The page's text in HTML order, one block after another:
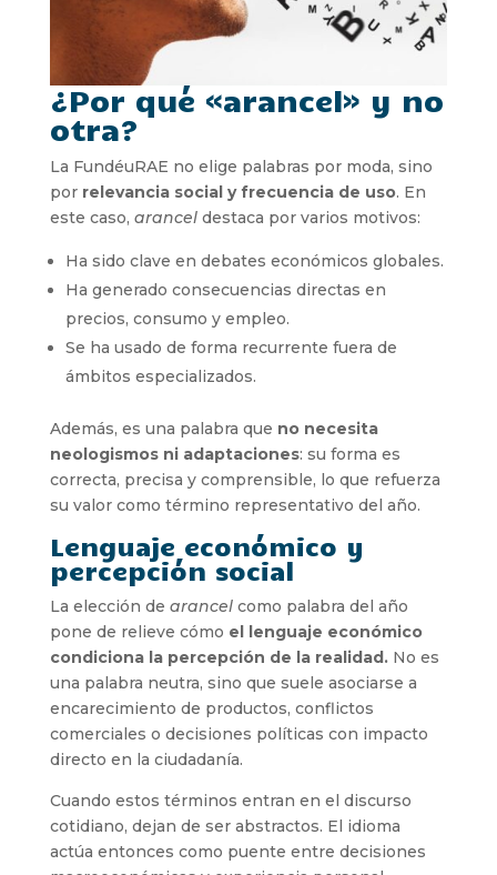
¿Por qué «arancel» y no
otra?
La FundéuRAE no elige palabras por moda, sino
por relevancia social y frecuencia de uso. En
este caso, aranceldestaca por varios motivos:
Ha sido clave en debates económicos globales.
Ha generado consecuencias directas en
precios, consumo y empleo.
Se ha usado de forma recurrente fuera de
ámbitos especializados.
Además, es una palabra que no necesita
neologismos ni adaptaciones: su forma es
correcta, precisa y comprensible, lo que refuerza
su valor como término representativo del año.
Lenguaje económico y
percepción social
La elección de arancelcomo palabra del año
pone de relieve cómo el lenguaje económico
condiciona la percepción de la realidad. No es
una palabra neutra, sino que suele asociarse a
encarecimiento de productos, conflictos
comerciales o decisiones políticas con impacto
directo en la ciudadanía.
Cuando estos términos entran en el discurso
cotidiano, dejan de ser abstractos. El idioma
actúa entonces como puente entre decisiones